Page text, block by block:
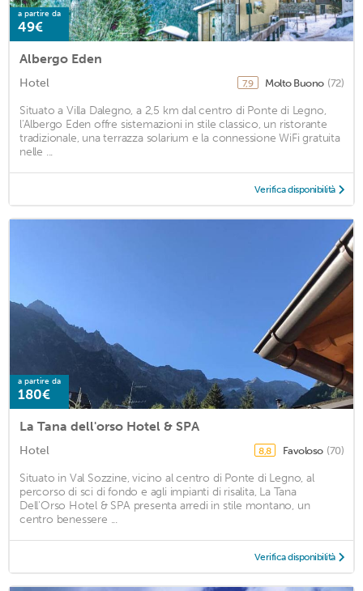
a partire da
49€
Albergo Eden
Hotel 7,9 Molto Buono (72)
Situato a Villa Dalegno, a 2,5 km dal centro di Ponte di Legno,
l'Albergo Eden offre sistemazioni in stile classico, un ristorante
tradizionale, una terrazza solarium e la connessione WiFi gratuita
nelle ...
Verifica disponibilità
a partire da
180€
La Tana dell'orso Hotel & SPA
Hotel 8,8 Favoloso (70)
Situato in Val Sozzine, vicino al centro di Ponte di Legno, al
percorso di sci di fondo e agli impianti di risalita, La Tana
Dell'Orso Hotel & SPA presenta arredi in stile montano, un
centro benessere ...
Verifica disponibilità